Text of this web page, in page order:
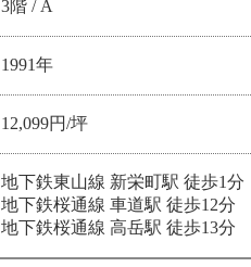
3階 /A
1991年
12,099円/坪
地下鉄東山線 新栄町駅 徒歩1分
地下鉄桜通線 車道駅 徒歩12分
地下鉄桜通線 高岳駅 徒歩13分